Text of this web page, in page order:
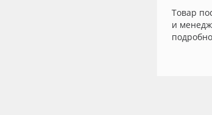
Товар
и